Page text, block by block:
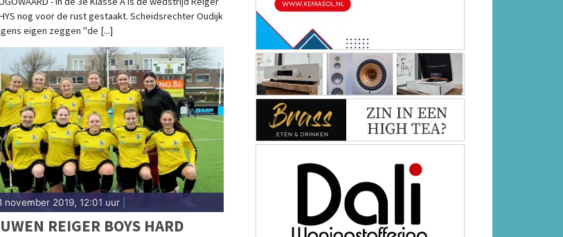
nog voor de rust gestaakt. Scheidsrechter Oudijk
eigen zeggen "de [...]
november 2019, 12:01 uur|
REIGER BOYS HARD